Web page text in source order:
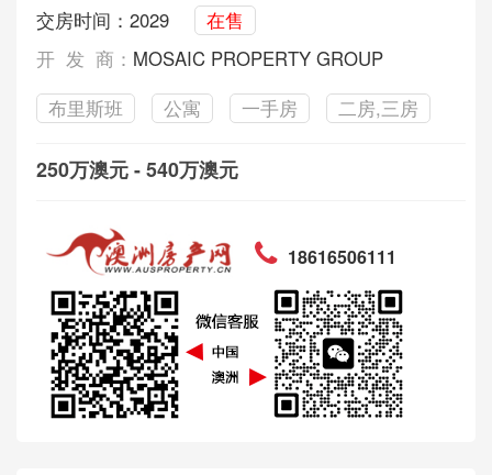
交房时间：2029
在售
开 发 商： MOSAIC PROPERTY GROUP
布里斯班
公寓 一手房 二房,三房
250万澳元 - 540万澳元
18616506111